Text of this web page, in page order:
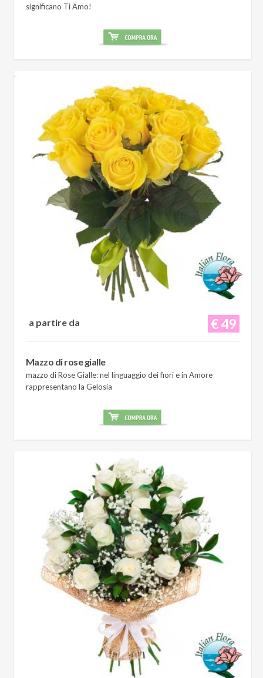
significano Ti Amo!
€ 49
a partire da
Mazzo di rose gialle
mazzo di Rose Gialle: nel linguaggio dei fiori e in Amore
rappresentano la Gelosia